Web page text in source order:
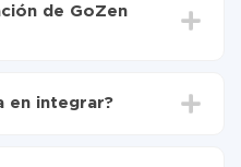
de GoZen
GoZen Forms a Jira
en integrar?